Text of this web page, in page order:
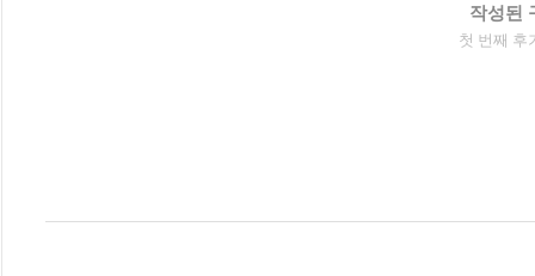
작성된
첫 번째 후